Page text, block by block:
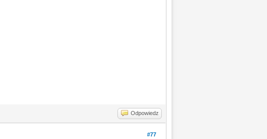
Odpowiedz
#77